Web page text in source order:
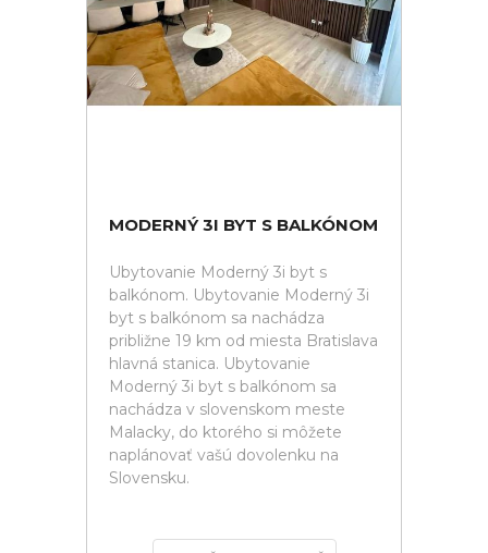
MODERNÝ 3I BYT S BALKÓNOM
Ubytovanie Moderný 3i byt s
balkónom. Ubytovanie Moderný 3i
byt s balkónom sa nachádza
približne 19 km od miesta Bratislava
hlavná stanica. Ubytovanie
Moderný 3i byt s balkónom sa
nachádza v slovenskom meste
Malacky, do ktorého si môžete
naplánovať vašú dovolenku na
Slovensku.